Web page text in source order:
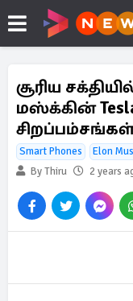
சூரிய
மஸ்க்கின்
Smart Phones Elon
By Thiru
2 years